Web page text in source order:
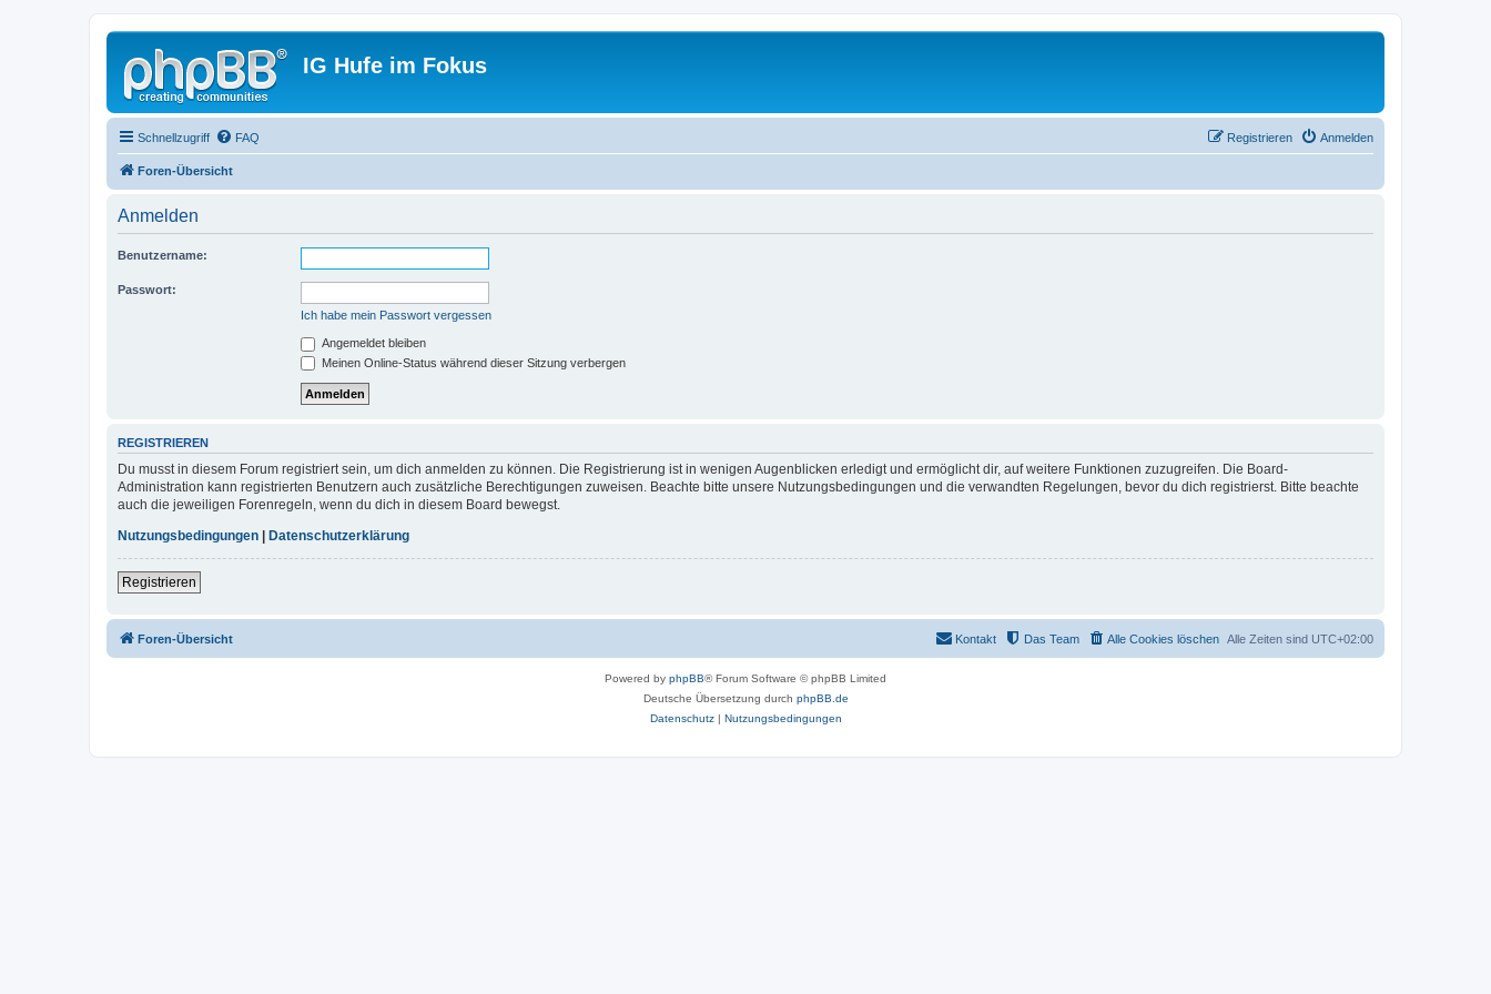
IG Hufe im Fokus
Schnellzugriff FAQ Anmelden
Registrieren
Foren-Übersicht
Anmelden
Benutzername:
Passwort:
Ich habe mein Passwort vergessen
Angemeldet bleiben
Meinen Online-Status während dieser Sitzung verbergen
REGISTRIEREN
Du musst in diesem Forum registriert sein, um dich anmelden zu können. Die Registrierung ist in wenigen Augenblicken erledigt und ermöglicht dir, auf weitere Funktionen zuzugreifen. Die Board-
Administration kann registrierten Benutzern auch zusätzliche Berechtigungen zuweisen. Beachte bitte unsere Nutzungsbedingungen und die verwandten Regelungen, bevor du dich registrierst. Bitte beachte
auch die jeweiligen Forenregeln, wenn du dich in diesem Board bewegst.
Nutzungsbedingungen | Datenschutzerklärung
Registrieren
Foren-Übersicht Alle Zeiten sind UTC+02:00
Alle Cookies löschen
Das Team
Kontakt
Powered by phpBB® Forum Software © phpBB Limited
Deutsche Übersetzung durch phpBB.de
Datenschutz| Nutzungsbedingungen